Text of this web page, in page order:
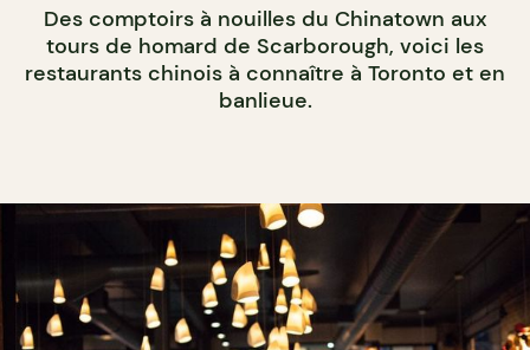
Des comptoirs à nouilles du Chinatown aux
tours de homard de Scarborough, voici les
restaurants chinois à connaître à Toronto et en
banlieue.